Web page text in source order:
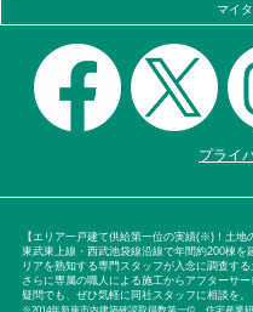
マイ
プライ
【エリア一戸建て供給第一位の実績(※)！土地
東武東上線・西武池袋線沿線で年間約200棟
リアを熟知する専門スタッフが入念に調査す
さらに専属の職人による施工からアフターサ
疑問でも、ぜひ気軽に同社スタッフに相談を。